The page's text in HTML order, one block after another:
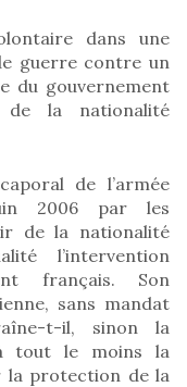
dans une
guerre contre un
du gouvernement
la nationalité
de l’armée
2006 par les
de la nationalité
l’intervention
français. Son
sans mandat
t-il, sinon la
tout le moins la
la protection de la